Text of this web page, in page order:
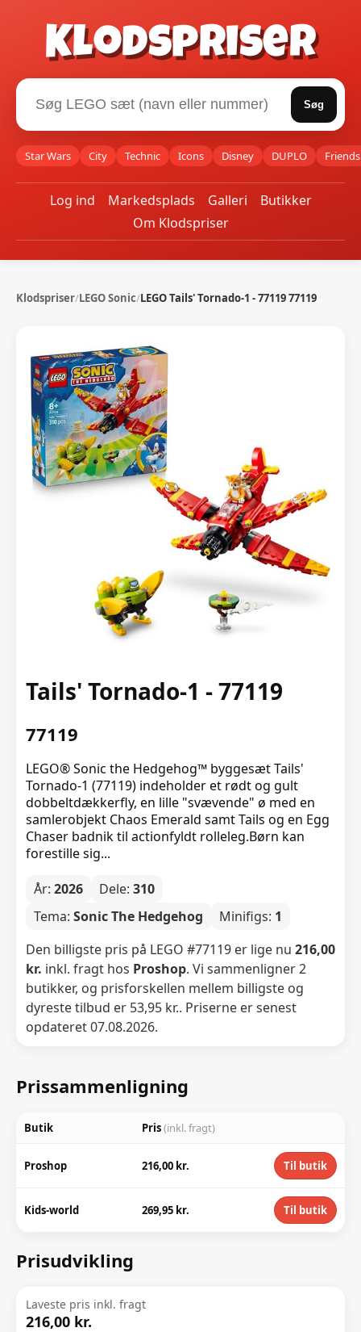
Klodspriser
Søg
Star Wars City Technic Icons Disney DUPLO Friends
Log ind Markedsplads Galleri
Butikker
Om Klodspriser
Klodspriser/LEGO Sonic/LEGO Tails' Tornado-1 - 77119 77119
Tails' Tornado-1 - 77119
77119
LEGO® Sonic the Hedgehog™ byggesæt Tails'
Tornado-1 (77119) indeholder et rødt og gult
dobbeltdækkerfly, en lille "svævende" ø med en
samlerobjekt Chaos Emerald samt Tails og en Egg
Chaser badnik til actionfyldt rolleleg.Børn kan
forestille sig...
År: 2026 Dele: 310
Tema: Sonic The Hedgehog Minifigs: 1
Den billigste pris på LEGO #77119 er lige nu 216,00
kr. inkl. fragt hos Proshop. Vi sammenligner 2
butikker, og prisforskellen mellem billigste og
dyreste tilbud er 53,95 kr.. Priserne er senest
opdateret 07.08.2026.
Prissammenligning
Butik Pris(inkl. fragt)
Proshop 216,00 kr. Til butik
Kids-world 269,95 kr. Til butik
Prisudvikling
Laveste pris inkl. fragt
216,00 kr.